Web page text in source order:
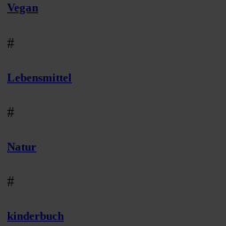
Vegan
#
Lebensmittel
#
Natur
#
kinderbuch